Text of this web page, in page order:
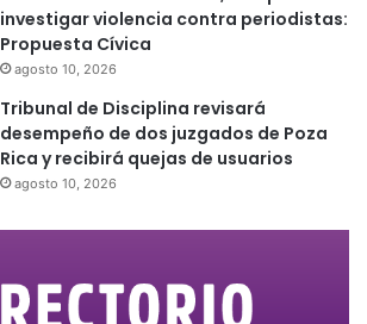
investigar violencia contra periodistas:
Propuesta Cívica
agosto 10, 2026
Tribunal de Disciplina revisará
desempeño de dos juzgados de Poza
Rica y recibirá quejas de usuarios
agosto 10, 2026